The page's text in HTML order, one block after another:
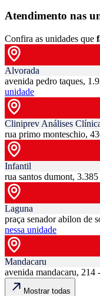
Atendimento nas
Confira as unidades que
Alvorada
avenida pedro taques,
unidade
Cliniprev Análises
rua primo monteschio,
Infantil
rua santos dumont,
Laguna
praça senador abilon de
nessa unidade
Mandacaru
avenida mandacaru, 214
Mostrar todas